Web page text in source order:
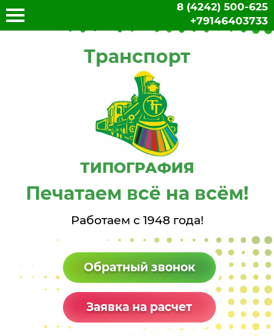
8 (4242) 500-625
+79146403733
Транспорт
ТИПОГРАФИЯ
Печатаем всё на всём!
Работаем с 1948 года!
Обратный звонок
Заявка на расчет